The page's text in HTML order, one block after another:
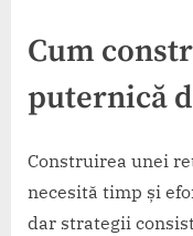
Cum
puternică
Construirea unei
necesită timp și
dar strategii